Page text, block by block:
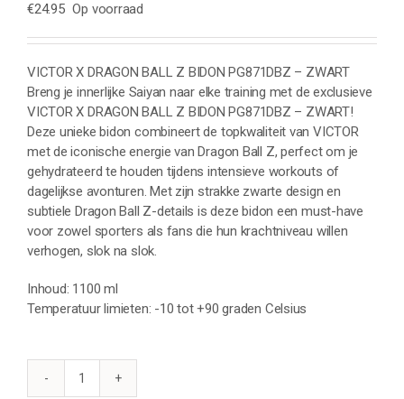
€24.95 Op voorraad
VICTOR X DRAGON BALL Z BIDON PG871DBZ – ZWART
Breng je innerlijke Saiyan naar elke training met de exclusieve
VICTOR X DRAGON BALL Z BIDON PG871DBZ – ZWART!
Deze unieke bidon combineert de topkwaliteit van VICTOR
met de iconische energie van Dragon Ball Z, perfect om je
gehydrateerd te houden tijdens intensieve workouts of
dagelijkse avonturen. Met zijn strakke zwarte design en
subtiele Dragon Ball Z-details is deze bidon een must-have
voor zowel sporters als fans die hun krachtniveau willen
verhogen, slok na slok.
Inhoud: 1100 ml
Temperatuur limieten: -10 tot +90 graden Celsius
VICTOR